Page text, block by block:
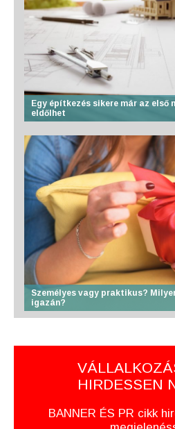
Egy építkezés sikere már az első
eldőlhet
Személyes vagy praktikus?
igazán?
HIRDESSEN
BANNER ÉS PR cikk